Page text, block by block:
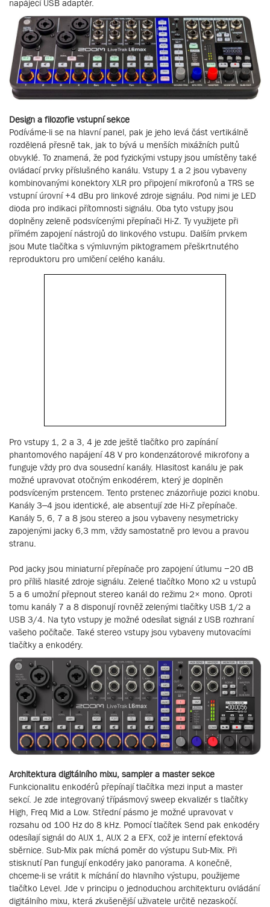
napájecí USB adaptér.
Design a filozofie vstupní sekce
Podíváme-li se na hlavní panel, pak je jeho levá část vertikálně
rozdělená přesně tak, jak to bývá u menších mixážních pultů
obvyklé. To znamená, že pod fyzickými vstupy jsou umístěny také
ovládací prvky příslušného kanálu. Vstupy 1 a 2 jsou vybaveny
kombinovanými konektory XLR pro připojení mikrofonů a TRS se
vstupní úrovní +4 dBu pro linkové zdroje signálu. Pod nimi je LED
dioda pro indikaci přítomnosti signálu. Oba tyto vstupy jsou
doplněny zeleně podsvícenými přepínači Hi-Z. Ty využijete při
přímém zapojení nástrojů do linkového vstupu. Dalším prvkem
jsou Mute tlačítka s výmluvným piktogramem přeškrtnutého
reproduktoru pro umlčení celého kanálu.
Pro vstupy 1, 2 a 3, 4 je zde ještě tlačítko pro zapínání
phantomového napájení 48 V pro kondenzátorové mikrofony a
funguje vždy pro dva sousední kanály. Hlasitost kanálu je pak
možné upravovat otočným enkodérem, který je doplněn
podsvíceným prstencem. Tento prstenec znázorňuje pozici knobu.
Kanály 3–4 jsou identické, ale absentují zde Hi-Z přepínače.
Kanály 5, 6, 7 a 8 jsou stereo a jsou vybaveny nesymetricky
zapojenými jacky 6,3 mm, vždy samostatně pro levou a pravou
stranu.
Pod jacky jsou miniaturní přepínače pro zapojení útlumu −20 dB
pro příliš hlasité zdroje signálu. Zelené tlačítko Mono x2 u vstupů
5 a 6 umožní přepnout stereo kanál do režimu 2× mono. Oproti
tomu kanály 7 a 8 disponují rovněž zelenými tlačítky USB 1/2 a
USB 3/4. Na tyto vstupy je možné odesílat signál z USB rozhraní
vašeho počítače. Také stereo vstupy jsou vybaveny mutovacími
tlačítky a enkodéry.
Architektura digitálního mixu, sampler a master sekce
Funkcionalitu enkodérů přepínají tlačítka mezi input a master
sekcí. Je zde integrovaný třípásmový sweep ekvalizér s tlačítky
High, Freq Mid a Low. Střední pásmo je možné upravovat v
rozsahu od 100 Hz do 8 kHz. Pomocí tlačítek Send pak enkodéry
odesílají signál do AUX 1, AUX 2 a EFX, což je interní efektová
sběrnice. Sub-Mix pak míchá poměr do výstupu Sub-Mix. Při
stisknutí Pan fungují enkodéry jako panorama. A konečně,
chceme-li se vrátit k míchání do hlavního výstupu, použijeme
tlačítko Level. Jde v principu o jednoduchou architekturu ovládání
digitálního mixu, která zkušenější uživatele určitě nezaskočí.